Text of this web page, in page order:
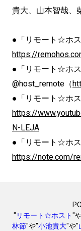
貴大、山本智哉、
●「リモート☆ホ
https://
●「リモート☆ホ
@host_remote（
●「リモート☆ホ
https://
N-LEJA
●「リモート☆ホ
https://note.com/
" リモート☆ホスト"
林節"や"小池貴大"や"